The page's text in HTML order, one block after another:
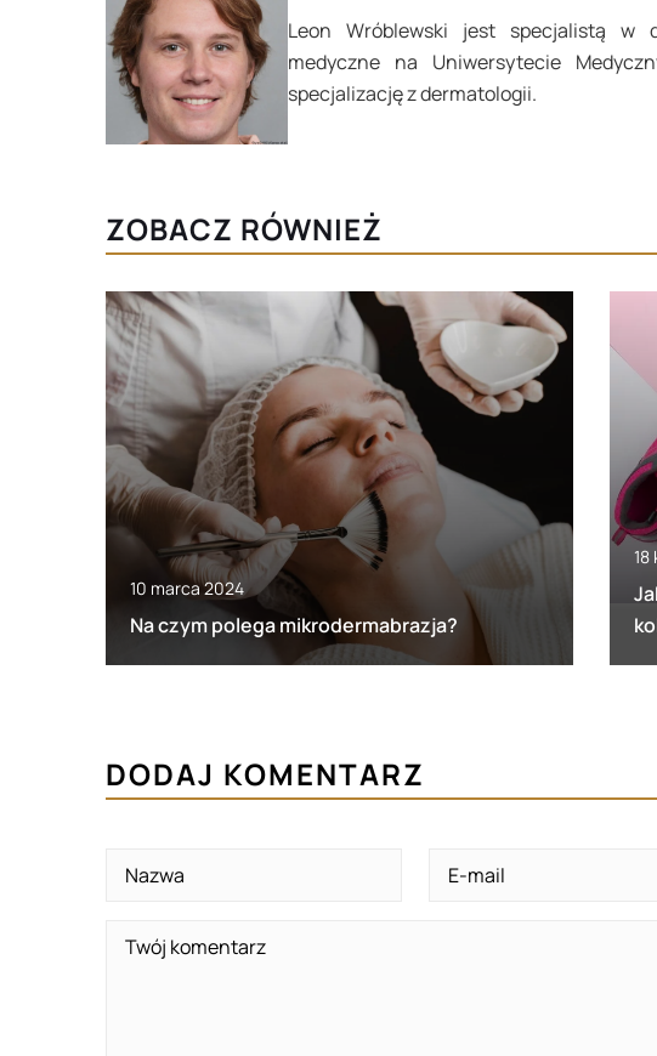
Leon Wróblewski jest specjalistą w
medyczne na Uniwersytecie
specjalizację z dermatologii.
ZOBACZ RÓWNIEŻ
10 marca 2024
Na czym polega mikrodermabrazja?
18
DODAJ KOMENTARZ